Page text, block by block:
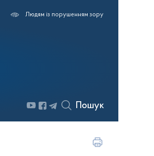
Людям із порушенням зору
Пошук